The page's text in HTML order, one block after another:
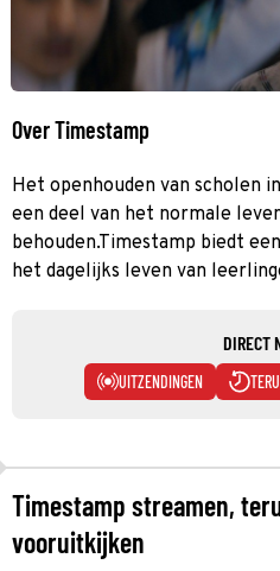
Over Timestamp
Het openhouden van scholen
een deel van het normale
behouden.Timestamp biedt
het dagelijks leven van
DIRECT
UITZENDINGEN
Timestamp streamen,
vooruitkijken